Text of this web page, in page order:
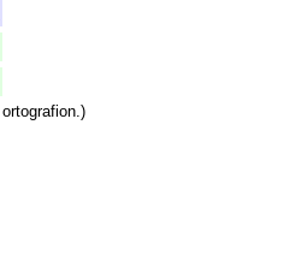
ortografion.)